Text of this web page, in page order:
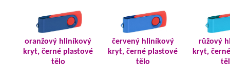
oranžový hliníkový
kryt, černé plastové
tělo
červený hliníkový
kryt, černé plastové
tělo
růžový
kryt,